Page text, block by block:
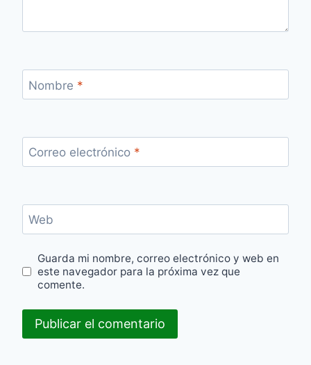
Nombre *
Correo electrónico *
Web
Guarda mi nombre, correo electrónico y web en
este navegador para la próxima vez que
comente.